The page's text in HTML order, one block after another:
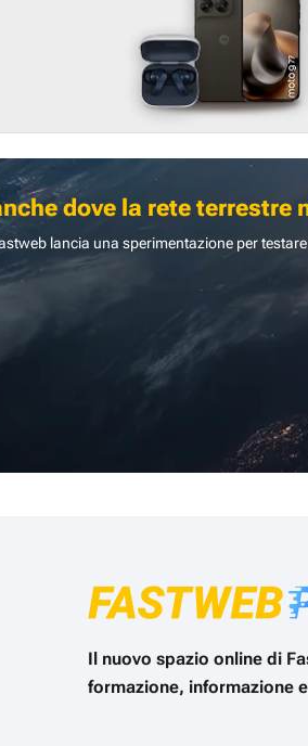
dove la rete terrestre
lancia una sperimentazione per
Il nuovo spazio online di
formazione, informazione